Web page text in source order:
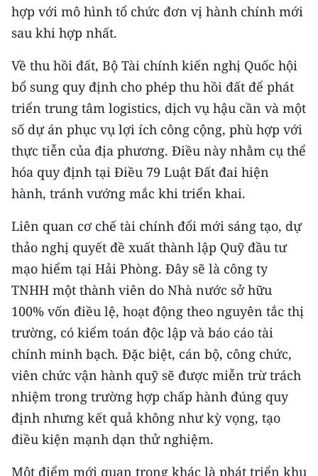
hợp với mô hình tổ chức đơn vị hành chính mới
sau khi hợp nhất.
Về thu hồi đất, Bộ Tài chính kiến nghị Quốc hội
bổ sung quy định cho phép thu hồi đất để phát
triển trung tâm logistics, dịch vụ hậu cần và một
số dự án phục vụ lợi ích công cộng, phù hợp với
thực tiễn của địa phương. Điều này nhằm cụ thể
hóa quy định tại Điều 79 Luật Đất đai hiện
hành, tránh vướng mắc khi triển khai.
Liên quan cơ chế tài chính đổi mới sáng tạo, dự
thảo nghị quyết đề xuất thành lập Quỹ đầu tư
mạo hiểm tại Hải Phòng. Đây sẽ là công ty
TNHH một thành viên do Nhà nước sở hữu
100% vốn điều lệ, hoạt động theo nguyên tắc thị
trường, có kiểm toán độc lập và báo cáo tài
chính minh bạch. Đặc biệt, cán bộ, công chức,
viên chức vận hành quỹ sẽ được miễn trừ trách
nhiệm trong trường hợp chấp hành đúng quy
định nhưng kết quả không như kỳ vọng, tạo
điều kiện mạnh dạn thử nghiệm.
Một điểm mới quan trọng khác là phát triển khu